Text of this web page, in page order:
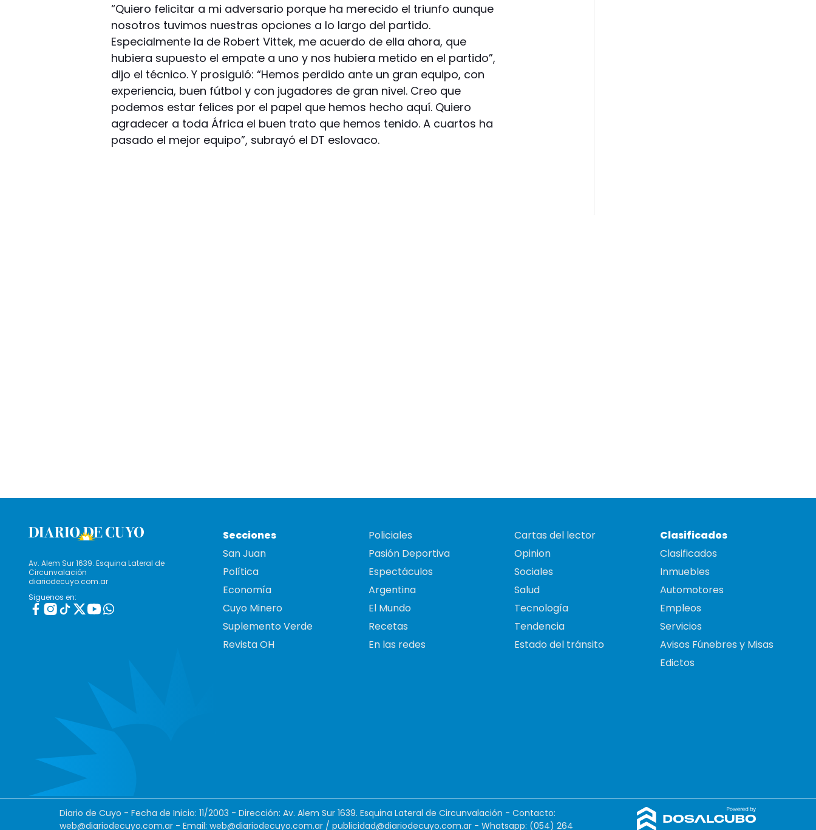
“Quiero felicitar a mi adversario porque ha merecido el triunfo aunque
nosotros tuvimos nuestras opciones a lo largo del partido.
Especialmente la de Robert Vittek, me acuerdo de ella ahora, que
hubiera supuesto el empate a uno y nos hubiera metido en el partido”,
dijo el técnico. Y prosiguió: “Hemos perdido ante un gran equipo, con
experiencia, buen fútbol y con jugadores de gran nivel. Creo que
podemos estar felices por el papel que hemos hecho aquí. Quiero
agradecer a toda África el buen trato que hemos tenido. A cuartos ha
pasado el mejor equipo”, subrayó el DT eslovaco.
Av. Alem Sur 1639. Esquina Lateral de
Circunvalación
diariodecuyo.com.ar
Siguenos en:
Secciones
San Juan
Política
Economía
Cuyo Minero
Suplemento Verde
Revista OH
Policiales
Pasión Deportiva
Espectáculos
Argentina
El Mundo
Recetas
En las redes
Cartas del lector
Opinion
Sociales
Salud
Tecnología
Tendencia
Estado del tránsito
Clasificados
Clasificados
Inmuebles
Automotores
Empleos
Servicios
Avisos Fúnebres y Misas
Edictos
Diario de Cuyo - Fecha de Inicio: 11/2003 - Dirección: Av. Alem Sur 1639. Esquina Lateral de Circunvalación - Contacto:
web@diariodecuyo.com.ar - Email: web@diariodecuyo.com.ar / publicidad@diariodecuyo.com.ar - Whatsapp: (054) 264